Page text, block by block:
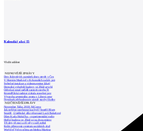
Kalendář akcí 15
Vložit událost
NEJNOVĚJŠÍ ZPRÁVY
Den židovských památek dnes otevře v Čes
V Horním Maršově v Krkonoších začaly prá
Světelné instalace a videomapping lákají
Demolici vyhořelé budovy ve Zlíně urychl
Odvolací soud nařídil zastavit stavbu Tr
Kroměřížská radnice získala stavební pov
Výstavba urgentního centra v Liberci ome
Nymburk přehodnocuje záměr stavby školky
NEJČTENĚJŠÍ ZPRÁVY
November Talks 2018: M.Corea
Jak nejlépe navrhnout kuchyň? Soutěž Blum
Soutěž „Umělecké dílo věnované Lucii Bakešové
Dům Karla Hubáčka – experimentální rodin
Hořící budova ve Zlíně se na dvou místec
Tři dny, tři noci a tři vily v záři světel
Kolín připravuje centrum sociálních služ
World of Volvo očima architekta Martina